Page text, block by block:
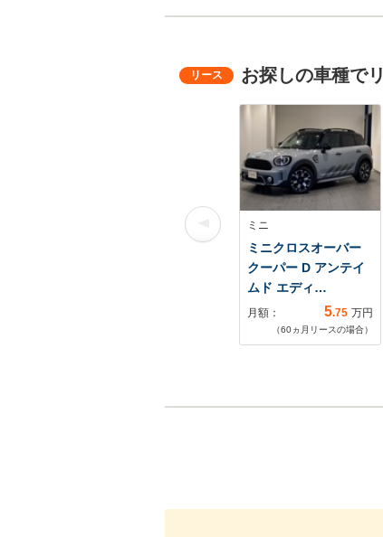
お探しの車種で
ミニ
ミニクロスオーバー
クーパー D アンテイ
ムド エディ…
月額： 5.75 万円
（60ヵ月リースの場合）